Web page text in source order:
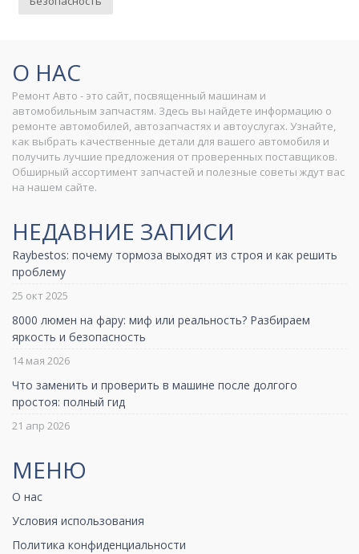
О НАС
Ремонт Авто - это сайт, посвященный машинам и
автомобильным запчастям. Здесь вы найдете информацию о
ремонте автомобилей, автозапчастях и автоуслугах. Узнайте,
как выбрать качественные детали для вашего автомобиля и
получить лучшие предложения от проверенных поставщиков.
Обширный ассортимент запчастей и полезные советы ждут вас
на нашем сайте.
НЕДАВНИЕ ЗАПИСИ
Raybestos: почему тормоза выходят из строя и как решить
проблему
25 окт 2025
8000 люмен на фару: миф или реальность? Разбираем
яркость и безопасность
14 мая 2026
Что заменить и проверить в машине после долгого
простоя: полный гид
21 апр 2026
МЕНЮ
О нас
Условия использования
Политика конфиденциальности